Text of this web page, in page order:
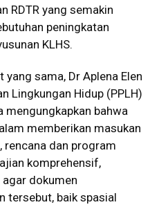
RDTR yang semakin
peningkatan
KLHS.
sama, Dr Aplena Elen
Lingkungan Hidup (PPLH)
mengungkapkan bahwa
memberikan masukan
rencana dan program
komprehensif,
dokumen
tersebut, baik spasial